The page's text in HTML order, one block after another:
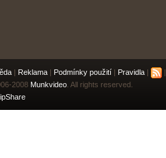
| Reklama | Podmínky použití | Pravidla |
2008 Munkvideo . All rights reserved.